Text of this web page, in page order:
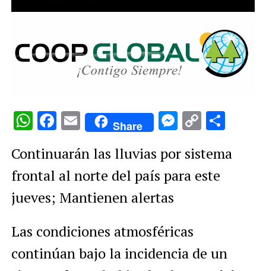
WhatsApp
Facebook
EmailShare
Copy
Continuarán las lluvias por sistema
frontal al norte del país para este
jueves; Mantienen alertas
Las condiciones atmosféricas
continúan bajo la incidencia de un